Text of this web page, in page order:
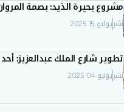
مشروع بحيرة الذيد: بصمة
نُشر يوليو 15 2025
تطوير شارع الملك عبدالعزيز: أحد
نُشر يونيو 04 2025